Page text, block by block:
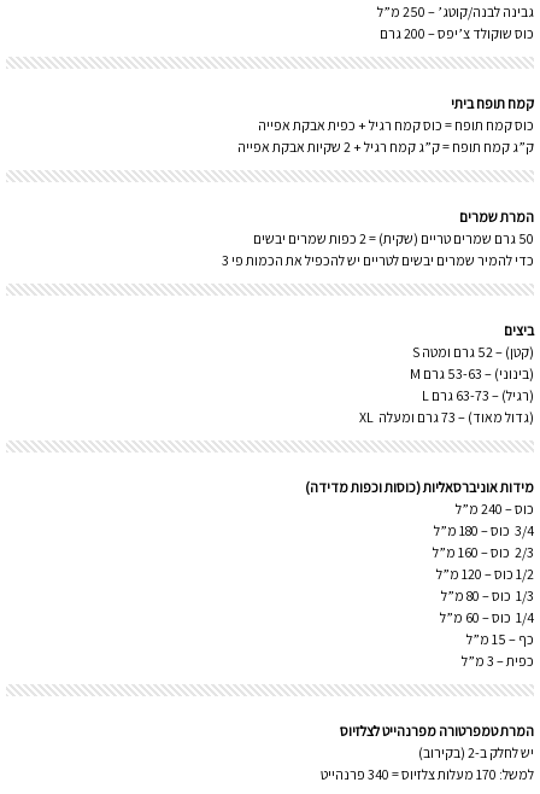
גבינה לבנה/קוטג’ – 250 מ”ל
כוס שוקולד צ’יפס – 200 גרם
קמח תופח ביתי
כוס קמח תופח = כוס קמח רגיל + כפית אבקת אפייה
ק”ג קמח תופח = ק”ג קמח רגיל + 2 שקיות אבקת אפייה
המרת שמרים
50 גרם שמרים טריים (שקית) = 2 כפות שמרים יבשים
כדי להמיר שמרים יבשים לטריים יש להכפיל את הכמות פי 3
ביצים
(קטן) – 52 גרם ומטה S
(בינוני) – 53-63 גרם M
(רגיל) – 63-73 גרם L
(גדול מאוד) – 73 גרם ומעלה XL
מידות אוניברסאליות (כוסות וכפות מדידה)
כוס – 240 מ”ל
3/4 כוס – 180 מ”ל
2/3 כוס – 160 מ”ל
1/2 כוס – 120 מ”ל
1/3 כוס – 80 מ”ל
1/4 כוס – 60 מ”ל
כף – 15 מ”ל
כפית – 3 מ”ל
המרת טמפרטורה מפרנהייט לצלזיוס
יש לחלק ב-2 (בקירוב)
למשל: 170 מעלות צלזיוס = 340 פרנהייט